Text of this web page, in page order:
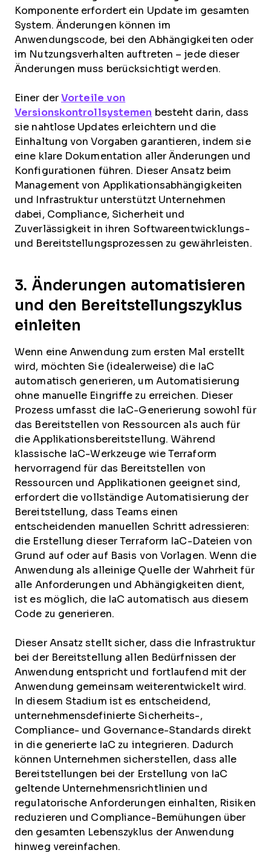
Komponente erfordert ein Update im gesamten
System. Änderungen können im
Anwendungscode, bei den Abhängigkeiten oder
im Nutzungsverhalten auftreten – jede dieser
Änderungen muss berücksichtigt werden.
Einer der Vorteile von
Versionskontrollsystemen besteht darin, dass
sie nahtlose Updates erleichtern und die
Einhaltung von Vorgaben garantieren, indem sie
eine klare Dokumentation aller Änderungen und
Konfigurationen führen. Dieser Ansatz beim
Management von Applikationsabhängigkeiten
und Infrastruktur unterstützt Unternehmen
dabei, Compliance, Sicherheit und
Zuverlässigkeit in ihren Softwareentwicklungs-
und Bereitstellungsprozessen zu gewährleisten.
3. Änderungen automatisieren
und den Bereitstellungszyklus
einleiten
Wenn eine Anwendung zum ersten Mal erstellt
wird, möchten Sie (idealerweise) die IaC
automatisch generieren, um Automatisierung
ohne manuelle Eingriffe zu erreichen. Dieser
Prozess umfasst die IaC-Generierung sowohl für
das Bereitstellen von Ressourcen als auch für
die Applikationsbereitstellung. Während
klassische IaC-Werkzeuge wie Terraform
hervorragend für das Bereitstellen von
Ressourcen und Applikationen geeignet sind,
erfordert die vollständige Automatisierung der
Bereitstellung, dass Teams einen
entscheidenden manuellen Schritt adressieren:
die Erstellung dieser Terraform IaC-Dateien von
Grund auf oder auf Basis von Vorlagen. Wenn die
Anwendung als alleinige Quelle der Wahrheit für
alle Anforderungen und Abhängigkeiten dient,
ist es möglich, die IaC automatisch aus diesem
Code zu generieren.
Dieser Ansatz stellt sicher, dass die Infrastruktur
bei der Bereitstellung allen Bedürfnissen der
Anwendung entspricht und fortlaufend mit der
Anwendung gemeinsam weiterentwickelt wird.
In diesem Stadium ist es entscheidend,
unternehmensdefinierte Sicherheits-,
Compliance- und Governance-Standards direkt
in die generierte IaC zu integrieren. Dadurch
können Unternehmen sicherstellen, dass alle
Bereitstellungen bei der Erstellung von IaC
geltende Unternehmensrichtlinien und
regulatorische Anforderungen einhalten, Risiken
reduzieren und Compliance-Bemühungen über
den gesamten Lebenszyklus der Anwendung
hinweg vereinfachen.